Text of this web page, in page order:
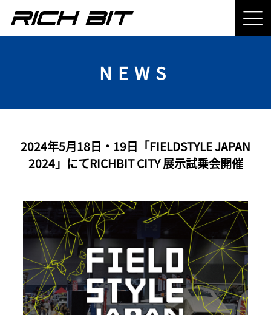
NEWS
2024年5月18日・19日「FIELDSTYLE JAPAN
2024」にてRICHBIT CITY 展示試乗会開催